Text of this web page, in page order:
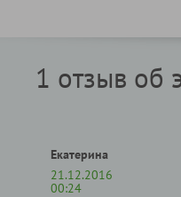
1 отзыв об
Екатерина
21.12.2016
00:24